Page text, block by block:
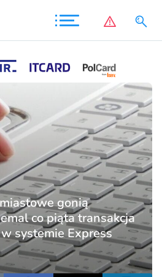
gonią
co piąta transakcja
systemie Express